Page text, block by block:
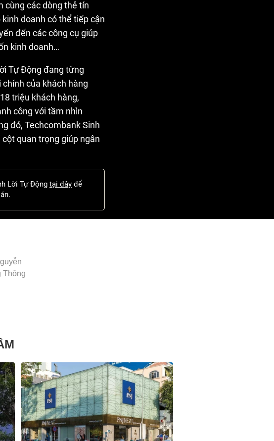
cùng các dòng thẻ tín
doanh có thể tiếp cận
đến các công cụ giúp
kinh doanh…
Tự Động đang từng
của khách hàng
triệu khách hàng,
công với tầm nhìn
đó, Techcombank Sinh
quan trọng giúp ngân
Lời Tự Động tại đây để
Thông